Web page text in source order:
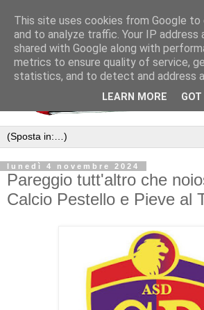
lunedì 4 novembre 2024
Pareggio tutt'altro che
Calcio Pestello e Pieve al
This site uses cookies from Google
and to analyze traffic. Your IP address
shared with Google along with
metrics to ensure quality of service,
statistics, and to detect and address
LEARN MORE